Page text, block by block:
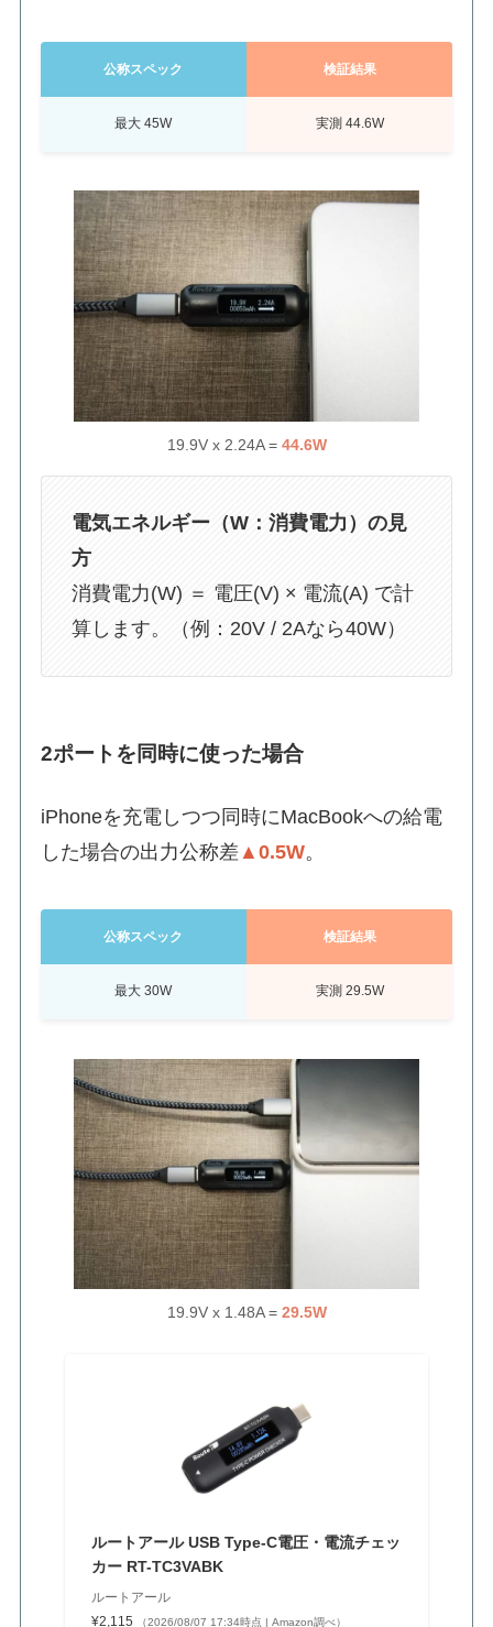
公称スペック 検証結果
最大 45W 実測 44.6W
19.9V x 2.24A = 44.6W
電気エネルギー（W：消費電力）の見
方
消費電力(W) ＝ 電圧(V) × 電流(A) で計
算します。（例：20V / 2Aなら40W）
2ポートを同時に使った場合
iPhoneを充電しつつ同時にMacBookへの給電
した場合の出力公称差 ▲0.5W。
公称スペック 検証結果
最大 30W 実測 29.5W
19.9V x 1.48A = 29.5W
ルートアール USB Type-C電圧・電流チェッ
カー RT-TC3VABK
ルートアール
¥2,115
（2026/08/07 17:34時点 | Amazon調べ）